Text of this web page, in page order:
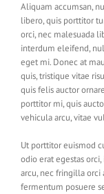
Aliquam accumsan,
libero, quis porttitor
orci, nec malesuada
interdum eleifend,
eget mi. Donec at
quis, tristique vitae
quis felis auctor
porttitor mi, quis
vehicula arcu, vitae
Ut porttitor euismod
odio erat egestas
arcu, nec fringilla orci
fermentum posuere